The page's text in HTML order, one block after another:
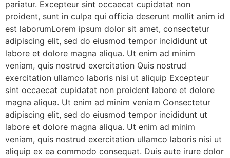
pariatur. Excepteur sint occaecat cupidatat non
proident, sunt in culpa qui officia deserunt mollit anim id
est laborumLorem ipsum dolor sit amet, consectetur
adipiscing elit, sed do eiusmod tempor incididunt ut
labore et dolore magna aliqua. Ut enim ad minim
veniam, quis nostrud exercitation Quis nostrud
exercitation ullamco laboris nisi ut aliquip Excepteur
sint occaecat cupidatat non proident labore et dolore
magna aliqua. Ut enim ad minim veniam Consectetur
adipiscing elit, sed do eiusmod tempor incididunt ut
labore et dolore magna aliqua. Ut enim ad minim
veniam, quis nostrud exercitation ullamco laboris nisi ut
aliquip ex ea commodo consequat. Duis aute irure dolor